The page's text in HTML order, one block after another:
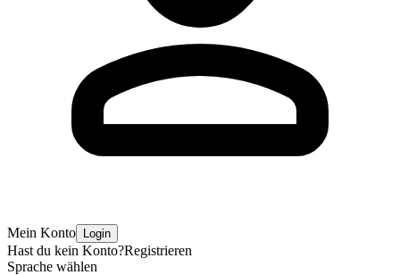
Mein Konto Login
Hast du kein Konto?Registrieren
Sprache wählen